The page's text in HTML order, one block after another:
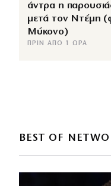
άντρα η
μετά τον Ντέμη
Μύκονο)
ΠΡΙΝ ΑΠΌ 1 ΏΡΑ
BEST OF